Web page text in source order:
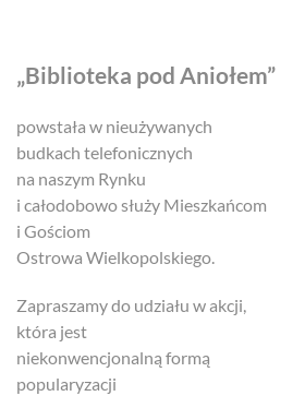
„Biblioteka pod Aniołem”
powstała w nieużywanych
budkach telefonicznych
na naszym Rynku
i całodobowo służy Mieszkańcom
i Gościom
Ostrowa Wielkopolskiego.
Zapraszamy do udziału w akcji,
która jest
niekonwencjonalną formą
popularyzacji